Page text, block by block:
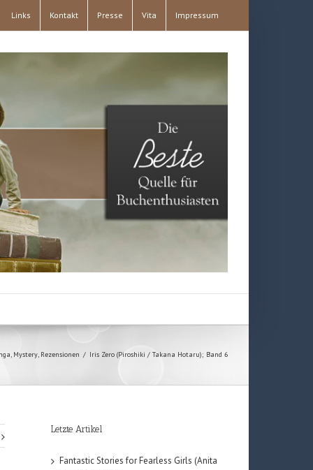
Links Kontakt Presse Vita Impressum
, Mystery, Rezensionen / Iris Zero (Piroshiki / Takana Hotaru); Band 6
Letzte Artikel
Fantastic Stories for Fearless Girls (Anita